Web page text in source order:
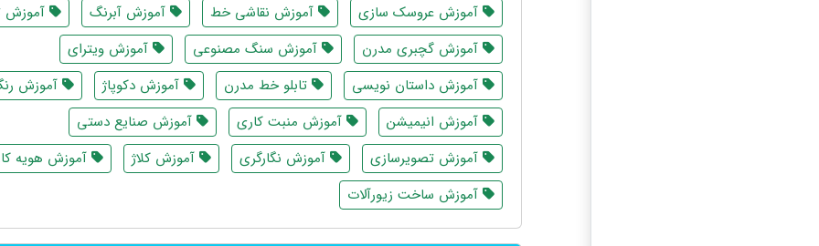
آموزش عروسک سازی
آموزش نقاشی خط آموزش آبرنگ
آموزش گچبری مدرن
آموزش سنگ مصنوعی
آموزش ویترای
آموزش داستان نویسی
تابلو خط مدرن آموزش دکوپاژ
آموزش
آموزش انیمیشن
آموزش منبت کاری
آموزش صنایع دستی
آموزش تصویرسازی
آموزش نگارگری آموزش کلاژ
آموزش هویه
آموزش ساخت زیورآلات